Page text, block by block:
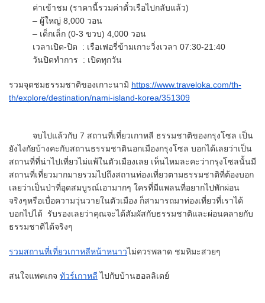
ค่าเข้าชม (ราคานี้รวมค่าตั๋วเรือไปกลับแล้ว)
– ผู้ใหญ่ 8,000 วอน
– เด็กเล็ก (0-3 ขวบ) 4,000 วอน
เวลาเปิด-ปิด : เรือเฟอรี่ข้ามเกาะวิ่งเวลา 07:30-21:40
วันปิดทำการ : เปิดทุกวัน
รวมจุดชมธรรมชาติของเกาะนามิ https://www.traveloka.com/th-
th/explore/destination/nami-island-korea/351309
จบไปแล้วกับ 7 สถานที่เที่ยวเกาหลี ธรรมชาติของกรุงโซล เป็น
ยังไงกัยบ้างคะกับสถานธรรมชาตินอกเมืองกรุงโซล บอกได้เลยว่าเป็น
สถานที่ที่น่าไปเที่ยวไม่แพ้ในตัวเมืองเลย เห็นไหมละคะว่ากรุงโซลนั้นมี
สถานที่เที่ยวมากมายรวมไปถึงสถานท่องเที่ยวตามธรรมชาติที่ต้องบอก
เลยว่าเป็นป่าที่อุดสมบูรณ์เอามากๆ ใครที่มีแพลนที่อยากไปพักผ่อน
จริงๆหรือเบื่อความวุ่นวายในตัวเมือง ก็สามารถมาท่องเที่ยวที่เราได้
บอกไปได้ รับรองเลยว่าคุณจะได้สัมผัสกับธรรมชาติและผ่อนคลายกับ
ธรรมชาติได้จริงๆ
รวมสถานที่เที่ยวเกาหลีหน้าหนาวไม่ควรพลาด ชมหิมะสวยๆ
สนใจแพคเกจ ทัวร์เกาหลี ไปกับบ้านฮอลลิเดย์